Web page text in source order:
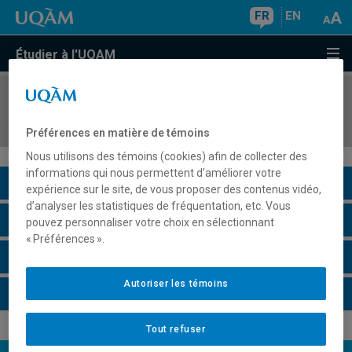
FR EN
Étudier à l'UQAM
COURS//
Description du cours
Horaire - Été 2026
Préférences en matière de témoins
Nous utilisons des témoins (cookies) afin de collecter des
informations qui nous permettent d’améliorer votre
expérience sur le site, de vous proposer des contenus vidéo,
d’analyser les statistiques de fréquentation, etc. Vous
pouvez personnaliser votre choix en sélectionnant
« Préférences ».
Tout refuser
Autoriser les témoins